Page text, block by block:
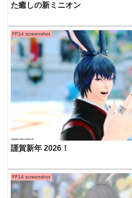
た癒しの新ミニオン
FF14 screenshot
謹賀新年 2026！
FF14 screenshot